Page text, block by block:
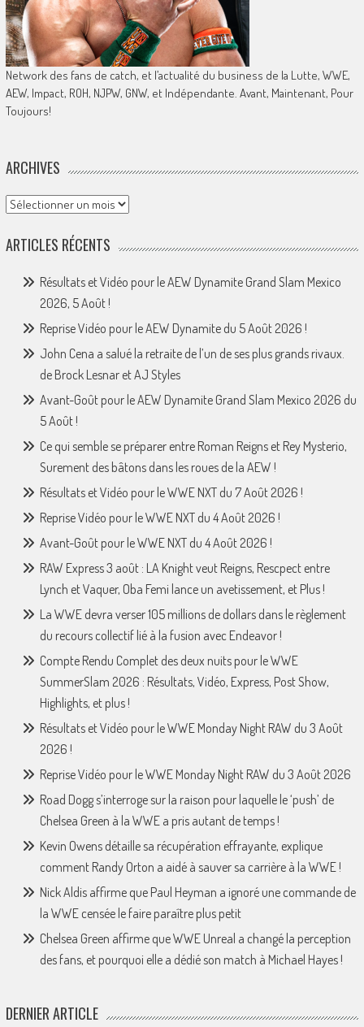
Network des fans de catch, et l’actualité du business de la Lutte, WWE,
AEW, Impact, ROH, NJPW, GNW, et Indépendante. Avant, Maintenant, Pour
Toujours!
ARCHIVES
Archives
ARTICLES RÉCENTS
Résultats et Vidéo pour le AEW Dynamite Grand Slam Mexico
2026, 5 Août !
Reprise Vidéo pour le AEW Dynamite du 5 Août 2026 !
John Cena a salué la retraite de l’un de ses plus grands rivaux.
de Brock Lesnar et AJ Styles
Avant-Goût pour le AEW Dynamite Grand Slam Mexico 2026 du
5 Août !
Ce qui semble se préparer entre Roman Reigns et Rey Mysterio,
Surement des bâtons dans les roues de la AEW !
Résultats et Vidéo pour le WWE NXT du 7 Août 2026 !
Reprise Vidéo pour le WWE NXT du 4 Août 2026 !
Avant-Goût pour le WWE NXT du 4 Août 2026 !
RAW Express 3 août : LA Knight veut Reigns, Rescpect entre
Lynch et Vaquer, Oba Femi lance un avetissement, et Plus !
La WWE devra verser 105 millions de dollars dans le règlement
du recours collectif lié à la fusion avec Endeavor !
Compte Rendu Complet des deux nuits pour le WWE
SummerSlam 2026 : Résultats, Vidéo, Express, Post Show,
Highlights, et plus !
Résultats et Vidéo pour le WWE Monday Night RAW du 3 Août
2026 !
Reprise Vidéo pour le WWE Monday Night RAW du 3 Août 2026
Road Dogg s’interroge sur la raison pour laquelle le ‘push’ de
Chelsea Green à la WWE a pris autant de temps !
Kevin Owens détaille sa récupération effrayante, explique
comment Randy Orton a aidé à sauver sa carrière à la WWE !
Nick Aldis affirme que Paul Heyman a ignoré une commande de
la WWE censée le faire paraître plus petit
Chelsea Green affirme que WWE Unreal a changé la perception
des fans, et pourquoi elle a dédié son match à Michael Hayes !
DERNIER ARTICLE